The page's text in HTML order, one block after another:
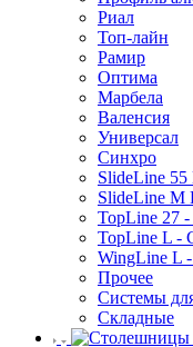
Риал
Топ-лайн
Рамир
Оптима
Марбела
Валенсия
Универсал
Синхро
SlideLine 55
SlideLine M
TopLine 27
TopLine L -
WingLine L
Прочее
Системы
Складные